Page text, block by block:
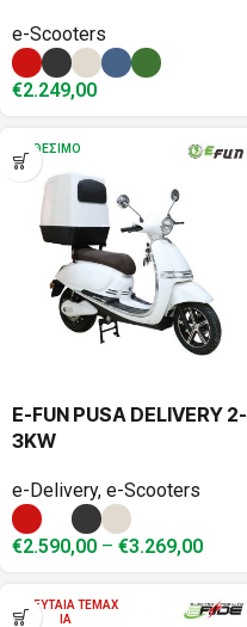
e-Scooters
€2.249,00
ΔΙΑΘΈΣΙΜΟ
E-FUN PUSA DELIVERY 2-
3KW
e-Delivery, e-Scooters
€2.590,00 – €3.269,00
ΤΕΛΕΥΤΑΊΑ ΤΕΜΆΧ
ΙΑ